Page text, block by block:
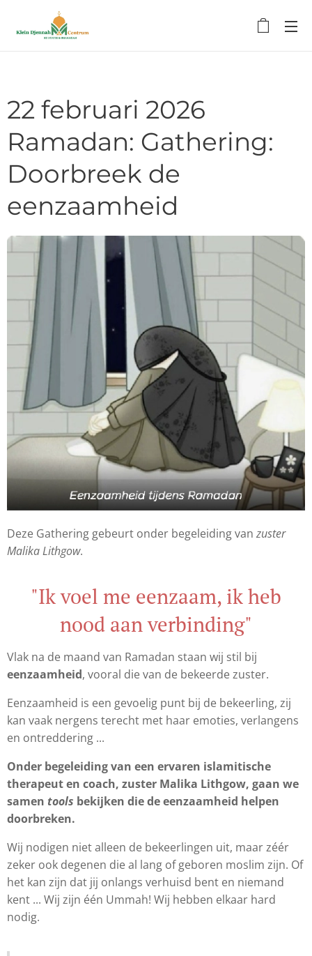
22 februari 2026
Ramadan: Gathering:
Doorbreek de
eenzaamheid
Deze Gathering gebeurt onder begeleiding van zuster
Malika Lithgow.
"Ik voel me eenzaam, ik heb
nood aan verbinding"
Vlak na de maand van Ramadan staan wij stil bij
eenzaamheid, vooral die van de bekeerde zuster.
Eenzaamheid is een gevoelig punt bij de bekeerling, zij
kan vaak nergens terecht met haar emoties, verlangens
en ontreddering ...
Onder begeleiding van een ervaren islamitische
therapeut en coach, zuster Malika Lithgow, gaan we
samen tools bekijken die de eenzaamheid helpen
doorbreken.
Wij nodigen niet alleen de bekeerlingen uit, maar zéér
zeker ook degenen die al lang of geboren moslim zijn. Of
het kan zijn dat jij onlangs verhuisd bent en niemand
kent ... Wij zijn één Ummah! Wij hebben elkaar hard
nodig.